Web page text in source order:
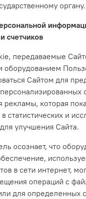
органу.
счетчиков
передаваемые
оборудованием
Сайтом для
рекламы, которая
статистических и
улучшения Сайта.
осознает, что
в сети интернет,
операций с
для определенных